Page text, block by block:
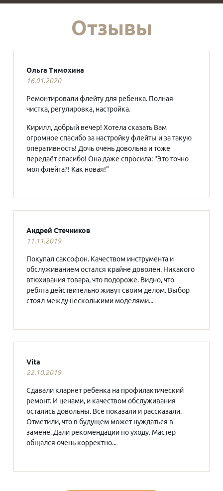
Отзывы
Ольга Тимохина
16.01.2020
Ремонтировали флейту для ребенка. Полная
чистка, регулировка, настройка.
Кирилл, добрый вечер! Хотела сказать Вам
огромное спасибо за настройку флейты и за такую
оперативность! Дочь очень довольна и тоже
передаёт спасибо! Она даже спросила: "Это точно
моя флейта?! Как новая!"
Андрей Стечников
11.11.2019
Покупал саксофон. Качеством инструмента и
обслуживанием остался крайне доволен. Никакого
втюхивания товара, что подороже. Видно, что
ребята действительно живут своим делом. Выбор
стоял между несколькими моделями...
Vita
22.10.2019
Сдавали кларнет ребенка на профилактический
ремонт. И ценами, и качеством обслуживания
остались довольны. Все показали и рассказали.
Отметили, что в будущем может нуждаться в
замене. Дали рекомендации по уходу. Мастер
общался очень корректно...